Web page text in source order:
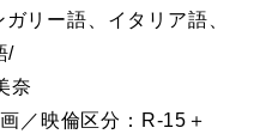
リー語、イタリア語、
/
奈
／映倫区分：R-15＋